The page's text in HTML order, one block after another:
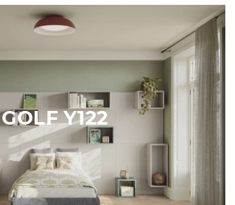
GOLF Y122